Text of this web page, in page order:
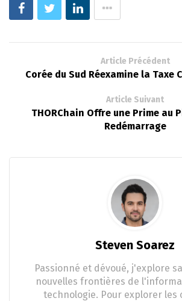
Article Précédent
Corée du Sud Réexamine la Taxe
Article Suivant
THORChain Offre une Prime au
Redémarrage
Steven Soarez
Passionné et dévoué, j'explore
nouvelles frontières de
technologie. Pour explorer les